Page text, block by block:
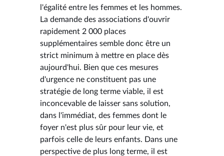
l'égalité entre les femmes et les hommes.
La demande des associations d'ouvrir
rapidement 2 000 places
supplémentaires semble donc être un
strict minimum à mettre en place dès
aujourd'hui. Bien que ces mesures
d'urgence ne constituent pas une
stratégie de long terme viable, il est
inconcevable de laisser sans solution,
dans l'immédiat, des femmes dont le
foyer n'est plus sûr pour leur vie, et
parfois celle de leurs enfants. Dans une
perspective de plus long terme, il est